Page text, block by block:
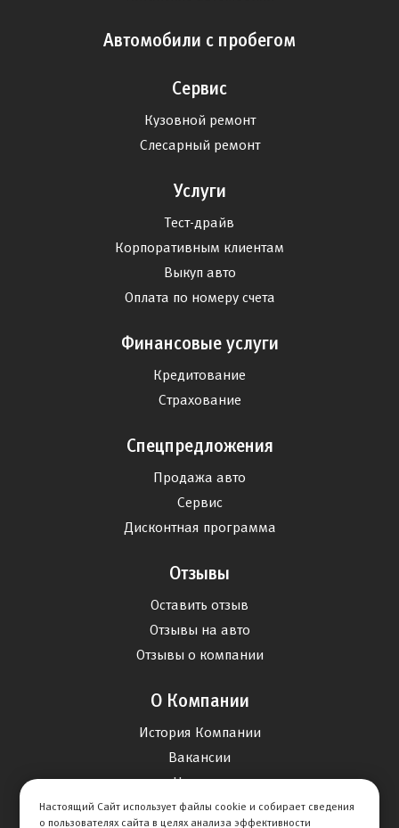
Китайские автомобили
Автомобили с пробегом
Сервис
Слесарный ремонт
Услуги
Тест-драйв
Корпоративным клиентам
Оплата по номеру счета
Финансовые услуги
Страхование
Спецпредложения
Продажа авто
Дисконтная программа
Отзывы
Оставить отзыв
Отзывы о компании
О Компании
Вакансии
Настоящий Сайт использует файлы cookie и собирает сведения
о пользователях сайта в целях анализа эффективности